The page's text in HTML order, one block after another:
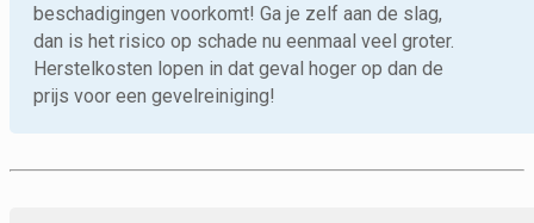
beschadigingen voorkomt! Ga je zelf aan de slag,
dan is het risico op schade nu eenmaal veel groter.
Herstelkosten lopen in dat geval hoger op dan de
prijs voor een gevelreiniging!